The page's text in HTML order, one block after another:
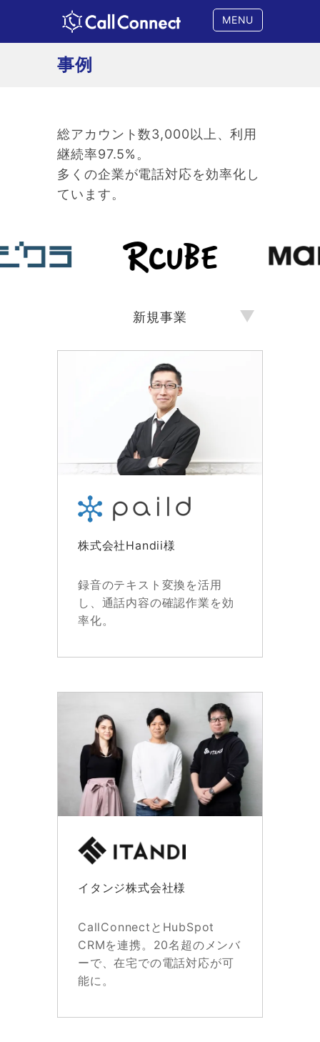
MENU
事例
総アカウント数3,000以上、利用
継続率97.5%。
多くの企業が電話対応を効率化し
ています。
新規事業 ▼
株式会社Handii様
録音のテキスト変換を活用
し、通話内容の確認作業を効
率化。
イタンジ株式会社様
CallConnectとHubSpot
CRMを連携。20名超のメンバ
ーで、在宅での電話対応が可
能に。